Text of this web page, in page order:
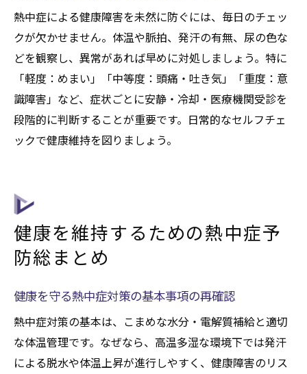
熱中症による健康障害を未然に防ぐには、毎日のチェッ
クが欠かせません。体温や脈拍、発汗の有無、尿の色な
どを観察し、異常があれば早めに対処しましょう。特に
「軽度：めまい」「中等度：頭痛・吐き気」「重度：意
識障害」など、症状ごとに安静・冷却・医療機関受診を
段階的に判断することが重要です。日常的なセルフチェ
ックで健康維持を図りましょう。
健康を維持するための熱中症予
防総まとめ
健康を守る熱中症対策の基本事項の再確認
熱中症対策の基本は、こまめな水分・電解質補給と適切
な体温管理です。なぜなら、高温多湿な環境下では発汗
による脱水や体温上昇が進行しやすく、健康障害のリス